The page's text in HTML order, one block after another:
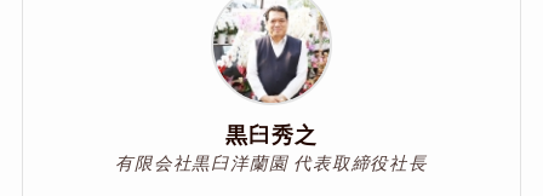
黒臼秀之
有限会社黒臼洋蘭園 代表取締役社長